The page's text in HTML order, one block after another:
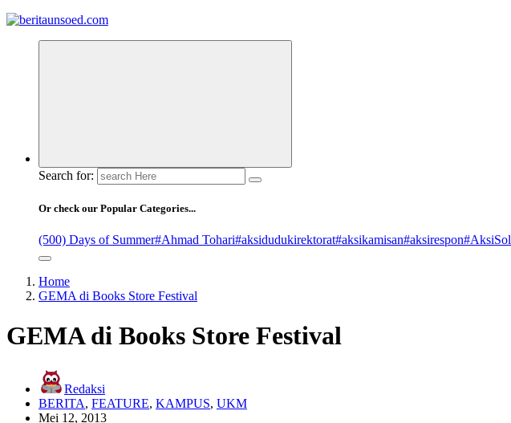
Pemandu Wawasan Almamater
Search for:
Or check our Popular Categories...
(500) Days of Summer#Ahmad Tohari#aksidudukirektorat#aksikamisan#aksirespon
Home
GEMA di Books Store Festival
GEMA di Books Store Festival
Redaksi
BERITA, FEATURE, KAMPUS, UKM
Mei 12, 2013